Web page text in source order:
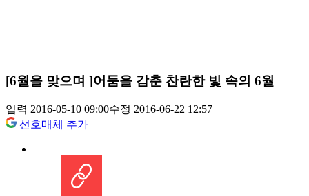
[6월을 맞으며 ]어둠을 감춘 찬란한 빛 속의 6월
입력 2016-05-10 09:00수정 2016-06-22 12:57
선호매체 추가